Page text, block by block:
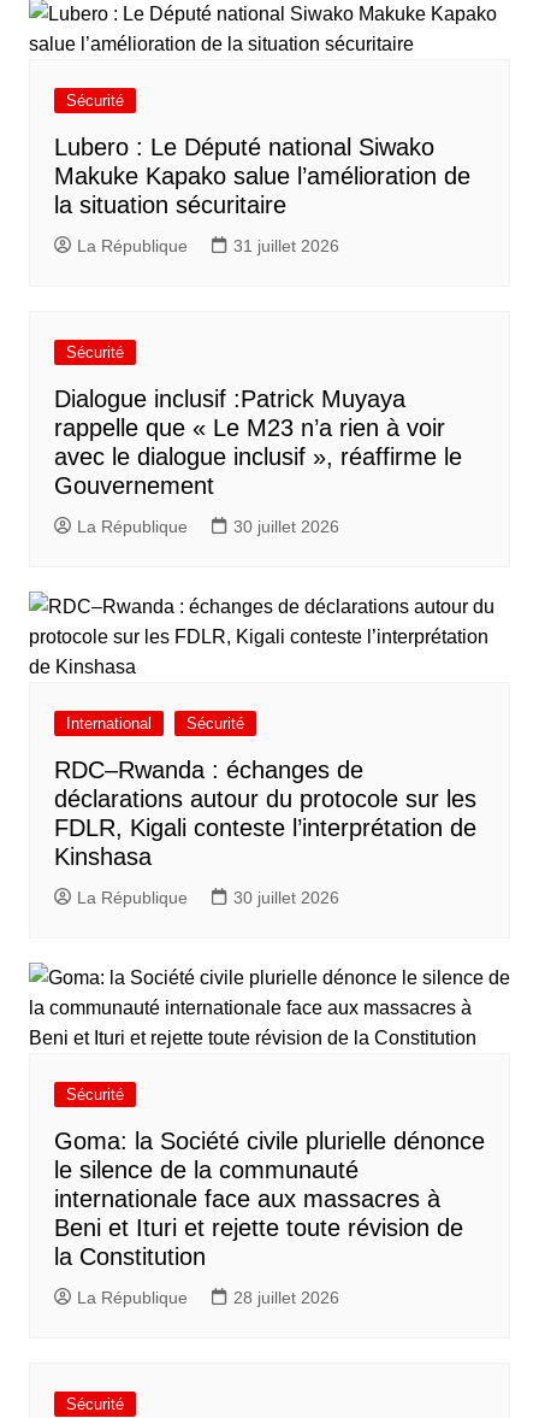
Sécurité
Lubero : Le Député national Siwako
Makuke Kapako salue l’amélioration de
la situation sécuritaire
La République 31 juillet 2026
Sécurité
Dialogue inclusif :Patrick Muyaya
rappelle que « Le M23 n’a rien à voir
avec le dialogue inclusif », réaffirme le
Gouvernement
La République 30 juillet 2026
International Sécurité
RDC–Rwanda : échanges de
déclarations autour du protocole sur les
FDLR, Kigali conteste l’interprétation de
Kinshasa
La République 30 juillet 2026
Sécurité
Goma: la Société civile plurielle dénonce
le silence de la communauté
internationale face aux massacres à
Beni et Ituri et rejette toute révision de
la Constitution
La République 28 juillet 2026
Sécurité